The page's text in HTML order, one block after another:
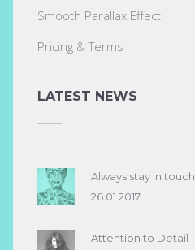
Smooth Parallax Effect
Pricing & Terms
LATEST NEWS
Always stay in touch
26.01.2017
Attention to Detail